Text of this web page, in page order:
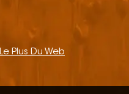
Le Plus Du Web